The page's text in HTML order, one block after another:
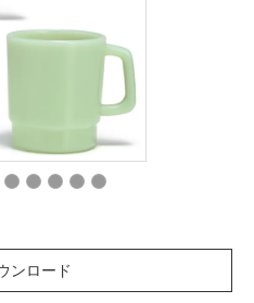
ンロード